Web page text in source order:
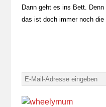
Dann geht es ins Bett.
das ist doch immer noch die